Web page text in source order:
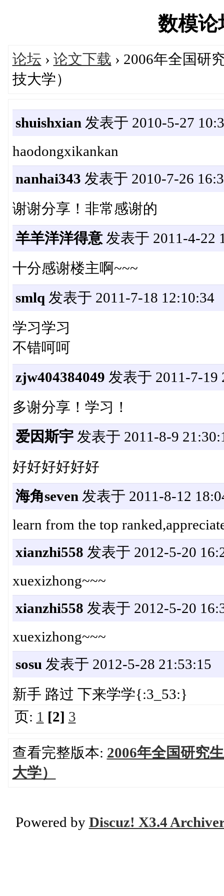
数模论
论坛 › 论文下载 › 2006年全国研
技大学）
shuishxian 发表于 2010-5-27
haodongxikankan
nanhai343 发表于 2010-7-26
谢谢分享！非常感谢的
羊羊洋洋得意发表于 2011-4-22
十分感谢楼主啊~~~
smlq 发表于 2011-7-18 12:10:34
学习学习
不错呵呵
zjw404384049 发表于 2011-7-19
多谢分享！学习！
爱因斯宇发表于 2011-8-9
好好好好好好
海角seven 发表于 2011-8-12
learn from the top
xianzhi558 发表于 2012-5-20
xuexizhong~~~
xianzhi558 发表于 2012-5-20
xuexizhong~~~
sosu 发表于 2012-5-28 21:53:15
新手 路过 下来学学{:3_53:}
页: 1 [2] 3
查看完整版本: 2006年全国研究
大学）
Powered by Discuz! X3.4